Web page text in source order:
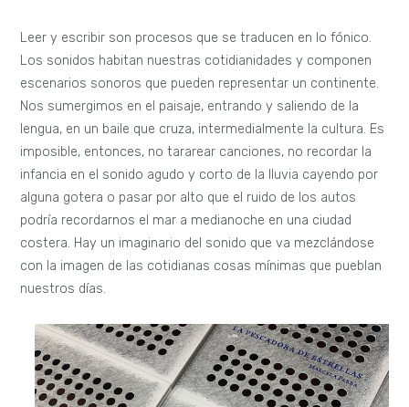
Leer y escribir son procesos que se traducen en lo fónico.
Los sonidos habitan nuestras cotidianidades y componen
escenarios sonoros que pueden representar un continente.
Nos sumergimos en el paisaje, entrando y saliendo de la
lengua, en un baile que cruza, intermedialmente la cultura. Es
imposible, entonces, no tararear canciones, no recordar la
infancia en el sonido agudo y corto de la lluvia cayendo por
alguna gotera o pasar por alto que el ruido de los autos
podría recordarnos el mar a medianoche en una ciudad
costera. Hay un imaginario del sonido que va mezclándose
con la imagen de las cotidianas cosas mínimas que pueblan
nuestros días.